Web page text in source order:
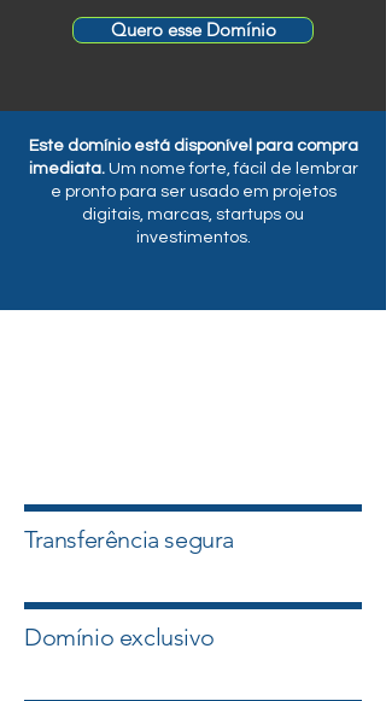
Quero esse Domínio
Este domínio está disponível para compra
imediata. Um nome forte, fácil de lembrar
e pronto para ser usado em projetos
digitais, marcas, startups ou
investimentos.
Transferência segura
Domínio exclusivo